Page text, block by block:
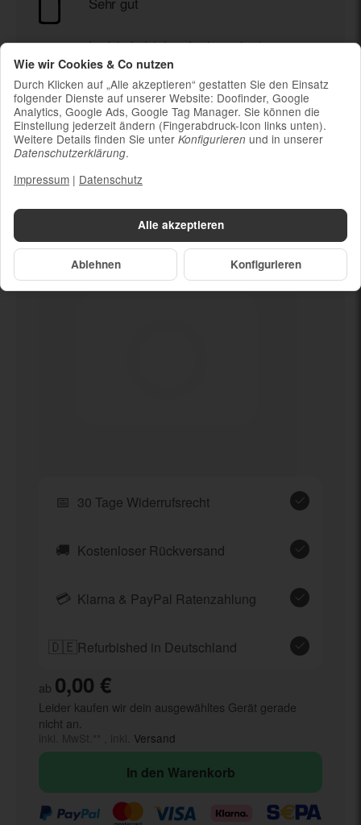
Ladekabel (ohne Ladestecker)
Um die Nachhaltigkeit zu unterstützen und
weil die meisten neueren Smartphones
kabelloses Laden ermöglichen, ist kein
Ladestecker im Lieferumfang enthalten
📅 30 Tage Widerrufsrecht
🚚 Kostenloser Rückversand
💳 Klarna & PayPal Ratenzahlung
🇩🇪Refurbished in Deutschland
ab 0,00 €
Leider kaufen wir dein ausgewähltes Gerät gerade
nicht an.
Versand
In den Warenkorb
Alle akzeptieren
Ablehnen Konfigurieren
Wie wir Cookies & Co nutzen
Durch Klicken auf „Alle akzeptieren“ gestatten Sie den Einsatz
folgender Dienste auf unserer Website: Doofinder, Google
Analytics, Google Ads, Google Tag Manager. Sie können die
Einstellung jederzeit ändern (Fingerabdruck-Icon links unten).
Weitere Details finden Sie unter Konfigurieren und in unserer
Datenschutzerklärung.
Impressum | Datenschutz